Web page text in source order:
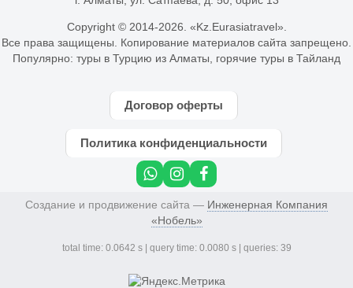
Copyright © 2014-2026. «Kz.Eurasiatravel».
Все права защищены. Копирование материалов сайта запрещено.
Популярно: туры в Турцию из Алматы горячие туры в Тайланд
Договор оферты
Политика конфиденциальности
Создание и продвижение сайта — Инженерная Компания
«Нобель»
total time: 0.0642 s | query time: 0.0080 s | queries: 39